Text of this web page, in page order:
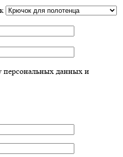
персональных данных и